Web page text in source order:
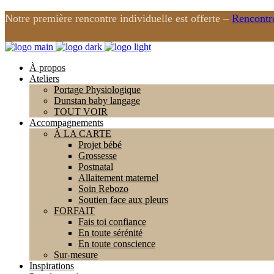
Notre première rencontre individuelle est offerte –
À propos
Ateliers
Portage Physiologique
Dunstan baby langage
TOUT VOIR
Accompagnements
À LA CARTE
Projet bébé
Grossesse
Postnatal
Allaitement maternel
Soin Rebozo
Soutien face aux pleurs
FORFAIT
Fais toi confiance
En toute sérénité
En toute conscience
Sur-mesure
Inspirations